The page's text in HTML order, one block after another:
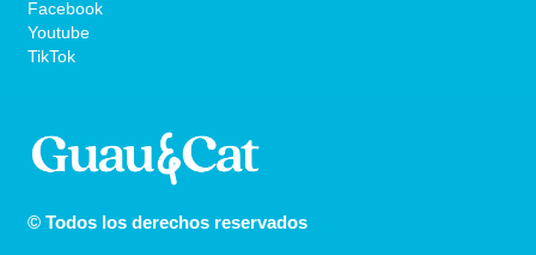
Facebook
Youtube
TikTok
© Todos los derechos reservados